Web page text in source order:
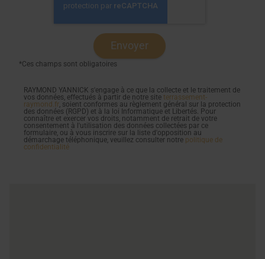
*Ces champs sont obligatoires
RAYMOND YANNICK s'engage à ce que la collecte et le traitement de
vos données, effectués à partir de notre site terrassement-
raymond.fr, soient conformes au règlement général sur la protection
des données (RGPD) et à la loi Informatique et Libertés. Pour
connaître et exercer vos droits, notamment de retrait de votre
consentement à l'utilisation des données collectées par ce
formulaire, ou à vous inscrire sur la liste d'opposition au
démarchage téléphonique, veuillez consulter notre politique de
confidentialité